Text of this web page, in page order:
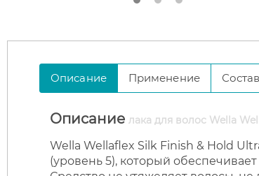
Описание Применение Состав
Описание лака для волос Wella
Wella Wellaflex Silk Finish & Hold
(уровень 5), который